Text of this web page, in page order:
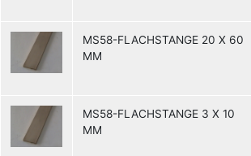
MS58-FLACHSTANGE 20 X 60
MM
MS58-FLACHSTANGE 3 X 10
MM